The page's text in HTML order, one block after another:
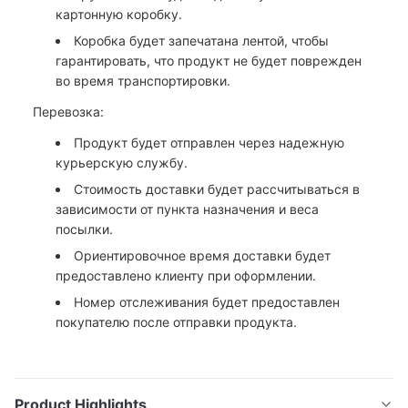
картонную коробку.
Коробка будет запечатана лентой, чтобы
гарантировать, что продукт не будет поврежден
во время транспортировки.
Перевозка:
Продукт будет отправлен через надежную
курьерскую службу.
Стоимость доставки будет рассчитываться в
зависимости от пункта назначения и веса
посылки.
Ориентировочное время доставки будет
предоставлено клиенту при оформлении.
Номер отслеживания будет предоставлен
покупателю после отправки продукта.
Product Highlights